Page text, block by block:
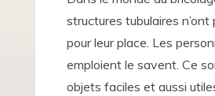
structures tubulaires n’ont
pour leur place. Les
emploient le savent. Ce
objets faciles et aussi